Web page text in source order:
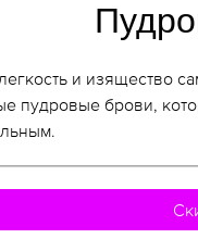
и изящество
пудровые брови,